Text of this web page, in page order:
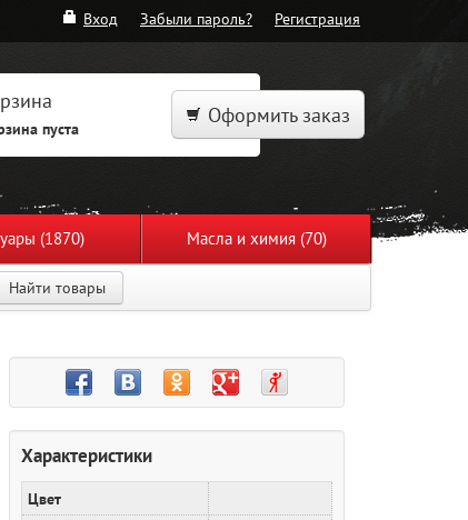
Вход Забыли пароль? Регистрация
пуста
Оформить заказ
(1870) Масла и химия (70)
Найти товары
Характеристики
Цвет